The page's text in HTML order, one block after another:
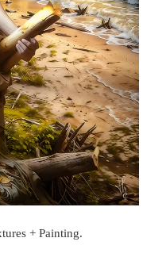
+ Painting.